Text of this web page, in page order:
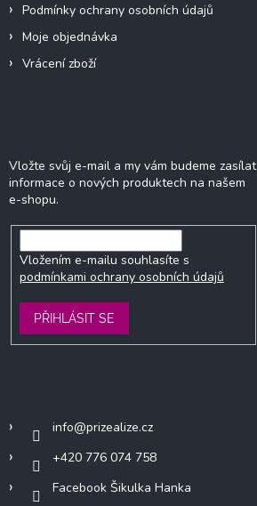
Podmínky ochrany osobních údajů
Moje objednávka
Vrácení zboží
Vložte svůj e-mail a my vám budeme zasílat
informace o nových produktech na našem
e-shopu.
Vložením e-mailu souhlasíte s
podmínkami ochrany osobních údajů
PŘIHLÁSIT SE
info@prizealize.cz
+420 776 074 758
Facebook Šikulka Hanka